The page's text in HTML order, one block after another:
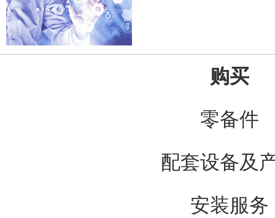
购买
零备件
配套设备及
安装服务